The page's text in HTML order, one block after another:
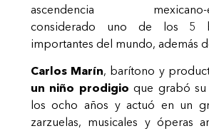
ascendencia mexicano-
considerado uno de los 5
importantes del mundo, además
Carlos Marín, barítono y
un niño prodigio que grabó
los ocho años y actuó en un
zarzuelas, musicales y óperas